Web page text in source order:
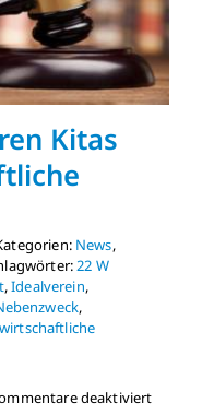
Kitas
News,
22 W
,Idealverein,
,
wirtschaftliche
deaktiviertfür